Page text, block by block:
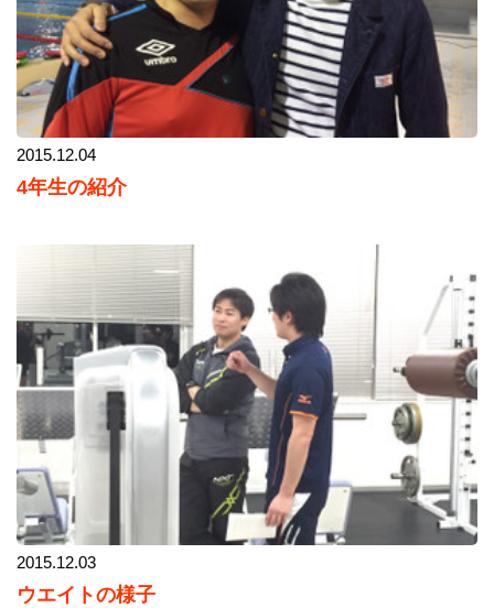
2015.12.04
4年生の紹介
2015.12.03
ウエイトの様子